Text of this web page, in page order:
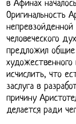
в Афинах
Оригинальность
человеческого
предложил
исчислить, что
заслуга в
причину
делается ради